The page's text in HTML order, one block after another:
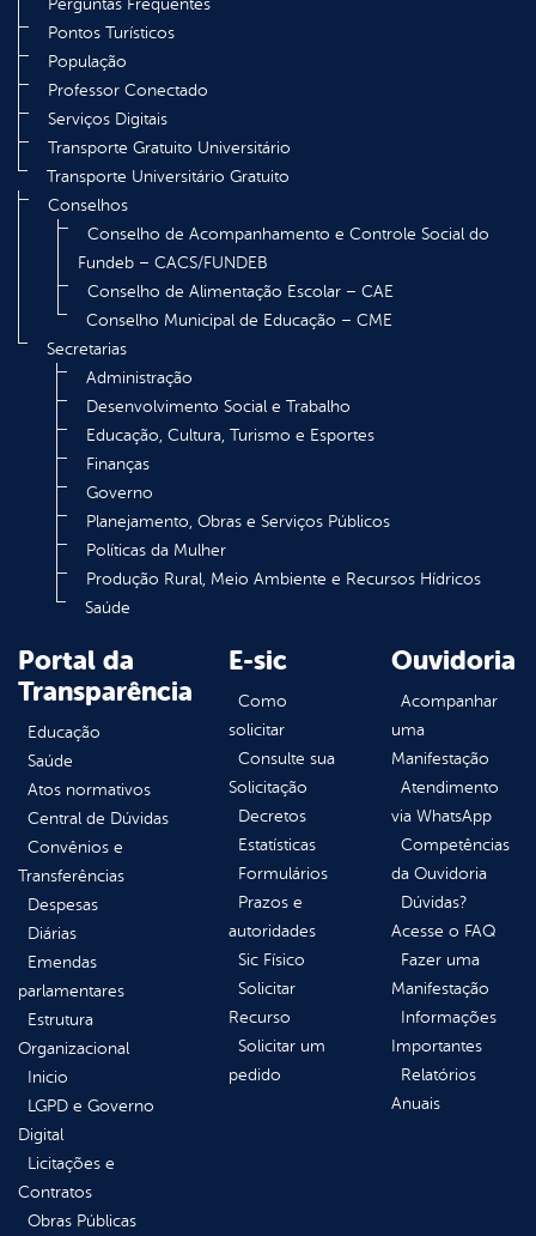
Perguntas Frequentes
Pontos Turísticos
População
Professor Conectado
Serviços Digitais
Transporte Gratuito Universitário
Transporte Universitário Gratuito
Conselhos
Conselho de Acompanhamento e Controle Social do
Fundeb – CACS/FUNDEB
Conselho de Alimentação Escolar – CAE
Conselho Municipal de Educação – CME
Secretarias
Administração
Desenvolvimento Social e Trabalho
Educação, Cultura, Turismo e Esportes
Finanças
Governo
Planejamento, Obras e Serviços Públicos
Políticas da Mulher
Produção Rural, Meio Ambiente e Recursos Hídricos
Saúde
Portal da
Transparência
Educação
Saúde
Atos normativos
Central de Dúvidas
Convênios e
Transferências
Despesas
Diárias
Emendas
parlamentares
Estrutura
Organizacional
Inicio
LGPD e Governo
Digital
Licitações e
Contratos
Obras Públicas
E-sic
Como
solicitar
Consulte sua
Solicitação
Decretos
Estatísticas
Formulários
Prazos e
autoridades
Sic Físico
Solicitar
Recurso
Solicitar um
pedido
Ouvidoria
Acompanhar
uma
Manifestação
Atendimento
via WhatsApp
Competências
da Ouvidoria
Dúvidas?
Acesse o FAQ
Fazer uma
Manifestação
Informações
Importantes
Relatórios
Anuais